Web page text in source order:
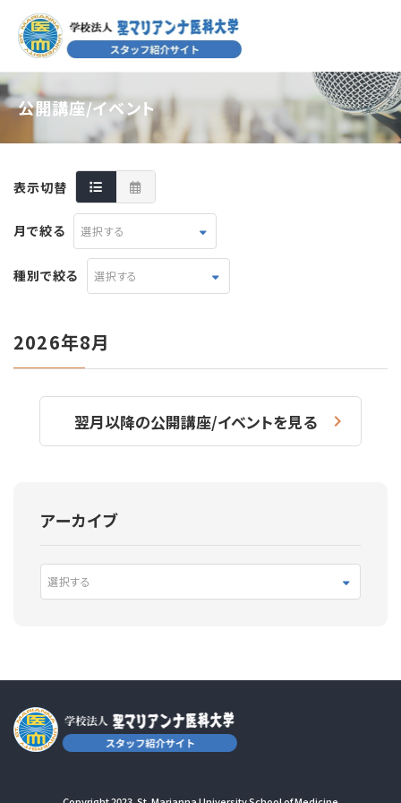
公開講座/イベント
表示切替
月で絞る 選択する
種別で絞る 選択する
2026年8月
翌月以降の公開講座/イベントを見る
アーカイブ
選択する